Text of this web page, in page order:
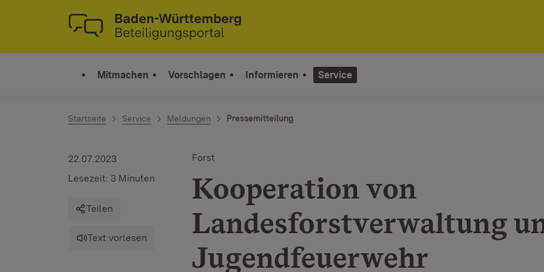
Zum Inhalt springen
Link zur Startseite
Mitmachen Vorschlagen Informieren Service
Startseite Service Meldungen Pressemitteilung
Forst
Kooperation von
Landesforstverwaltung
Jugendfeuerwehr
22.07.2023
Lesezeit: 3 Minuten
Teilen
Text vorlesen